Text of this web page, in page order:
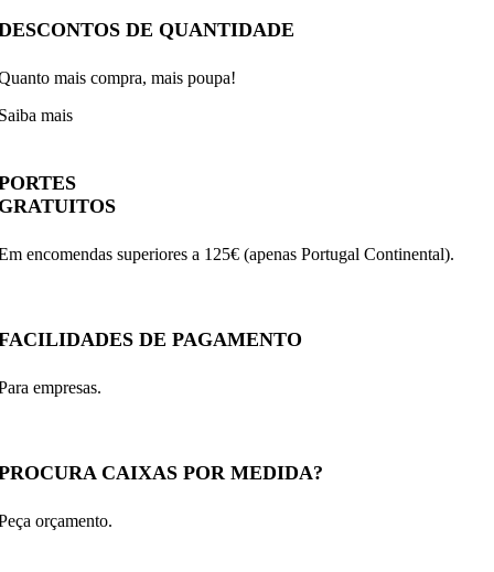
DE QUANTIDADE
mais compra, mais poupa!
mais
encomendas superiores a 125€ (apenas Portugal Continental).
DE PAGAMENTO
empresas.
CAIXAS POR MEDIDA?
orçamento.